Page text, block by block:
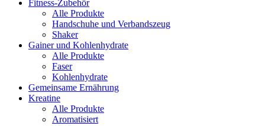
Fitness-Zubehör
Alle Produkte
Handschuhe und Verbandszeug
Shaker
Gainer und Kohlenhydrate
Alle Produkte
Faser
Kohlenhydrate
Gemeinsame Ernährung
Kreatine
Alle Produkte
Aromatisiert